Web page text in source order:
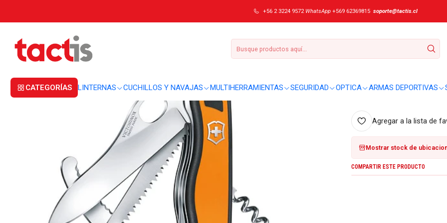
CATEGORÍAS LINTERNAS CUCHILLOS Y NAVAJAS MULTIHERRAMIENTAS SEGURIDAD OPTICA ARMAS DEPORTIVAS
+56 2 3224 9572 WhatsApp +569 62369815 soporte@tactis.cl
Cortapluma Victorinox Hunter XT Grip 0.8341.MC9
|
Cortapluma
No se entregaron detalles
Agregar a la lista de
Mostrar stock de
COMPARTIR ESTE PRODUCTO